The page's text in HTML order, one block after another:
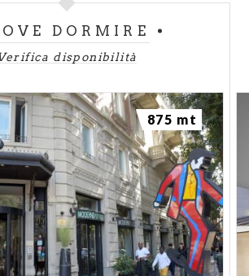
DORMIRE
disponibilità
875 mt